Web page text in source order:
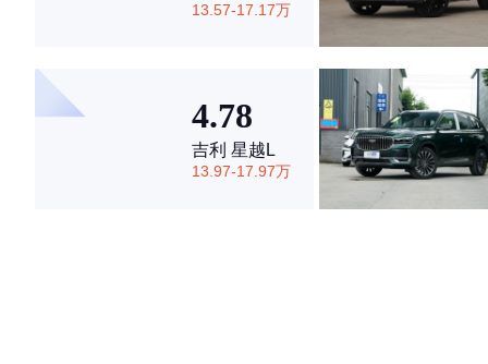
13.57-17.17万
4.78
吉利 星越L
13.97-17.97万